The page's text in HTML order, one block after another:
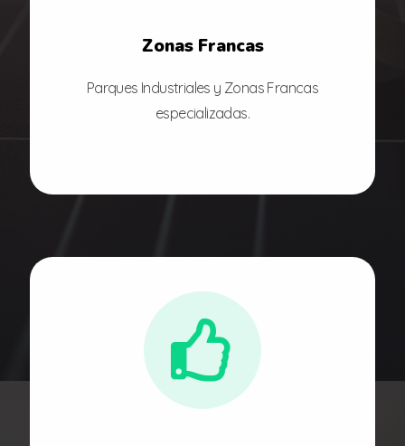
Zonas Francas
Parques Industriales y Zonas Francas
especializadas.